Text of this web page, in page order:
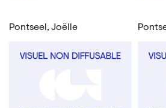
Pontseel, Joëlle